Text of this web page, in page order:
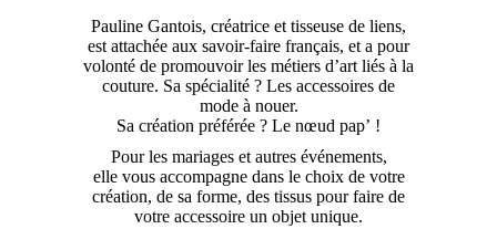
Pauline Gantois, créatrice et tisseuse de liens,
est attachée aux savoir-faire français, et a pour
volonté de promouvoir les métiers d’art liés à la
couture. Sa spécialité ? Les accessoires de
mode à nouer.
Sa création préférée ? Le nœud pap’ !
Pour les mariages et autres événements,
elle vous accompagne dans le choix de votre
création, de sa forme, des tissus pour faire de
votre accessoire un objet unique.